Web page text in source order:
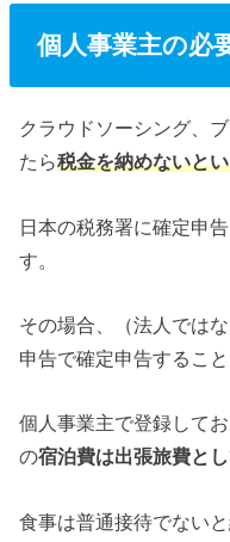
個人事業主の必
クラウドソーシング、
たら税金を納めないと
日本の税務署に確定申
す。
その場合、（法人では
申告で確定申告するこ
個人事業主で登録して
の宿泊費は出張旅費と
食事は普通接待でない